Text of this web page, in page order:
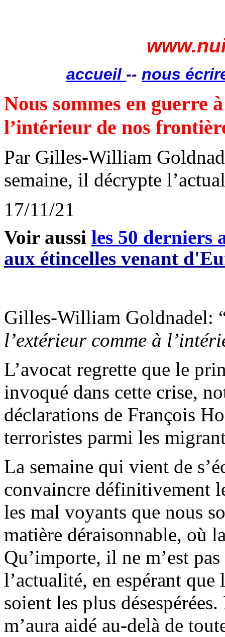
accueil -- nous
Nous sommes en guerre
l’intérieur de nos
Par Gilles-William
semaine, il décrypte
17/11/21
Voir aussi les 50 derniers
aux étincelles venant
Gilles-William Goldnadel:
l’extérieur comme à
L’avocat regrette que le
invoqué dans cette crise,
déclarations de François
terroristes parmi les
La semaine qui vient de
convaincre définitivement
les mal voyants que nous
matière déraisonnable, où
Qu’importe, il ne m’est
l’actualité, en espérant
soient les plus
m’aura aidé au-delà de